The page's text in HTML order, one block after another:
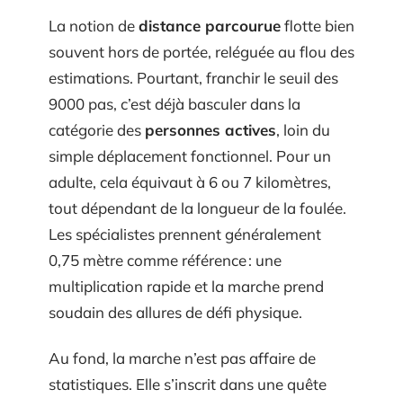
La notion dedistance parcourueflotte bien
souvent hors de portée, reléguée au flou des
estimations. Pourtant, franchir le seuil des
9000 pas, c’est déjà basculer dans la
catégorie des personnes actives, loin du
simple déplacement fonctionnel. Pour un
adulte, cela équivaut à 6 ou 7 kilomètres,
tout dépendant de la longueur de la foulée.
Les spécialistes prennent généralement
0,75 mètre comme référence : une
multiplication rapide et la marche prend
soudain des allures de défi physique.
Au fond, la marche n’est pas affaire de
statistiques. Elle s’inscrit dans une quête